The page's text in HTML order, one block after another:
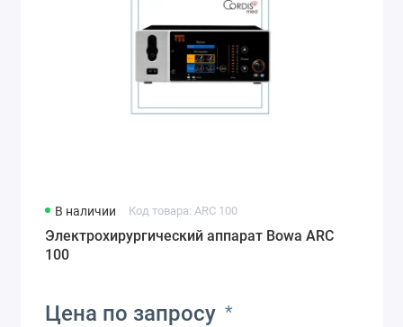
В наличии Код товара: ARC 100
Электрохирургический аппарат Bowa ARC
100
Цена по запросу *